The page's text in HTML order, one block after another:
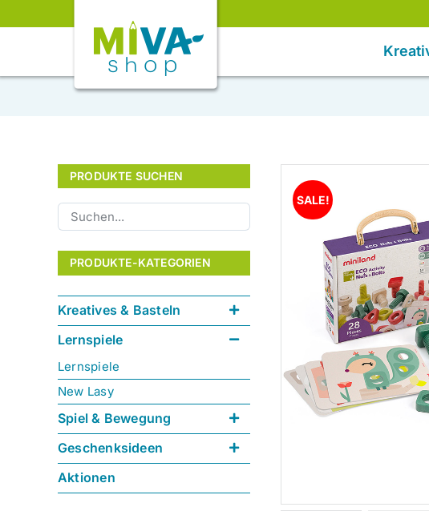
to
SALE!
PRODUKTE SUCHEN
PRODUKTE-KATEGORIEN
Kreatives & Basteln
Lernspiele
Lernspiele
New Lasy
Spiel & Bewegung
Geschenksideen
Aktionen